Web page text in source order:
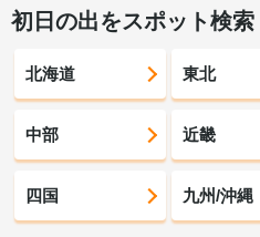
初日の出をスポット検索
北海道 東北
中部 近畿
四国 九州/沖縄